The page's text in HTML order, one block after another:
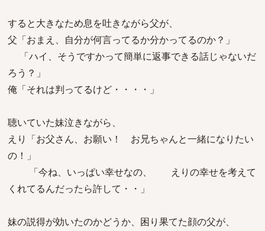
すると大きなため息を吐きながら父が、
父「おまえ、自分が何言ってるか分かってるのか？」
「ハイ、そうですかって簡単に返事できる話じゃないだ
ろう？」
俺「それは判ってるけど・・・・」
聴いていた妹泣きながら、
えり「お父さん、お願い！ お兄ちゃんと一緒になりたい
の！」
「今ね、いっぱい幸せなの、 えりの幸せを考えて
くれてるんだったら許して・・」
妹の説得が効いたのかどうか、困り果てた顔の父が、